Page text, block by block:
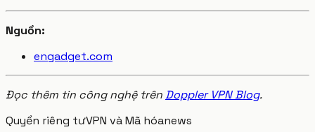
Nguồn:
engadget.com
Đọc thêm tin công nghệ trênDoppler VPN Blog.
Quyền riêng tưVPN và Mã hóanews